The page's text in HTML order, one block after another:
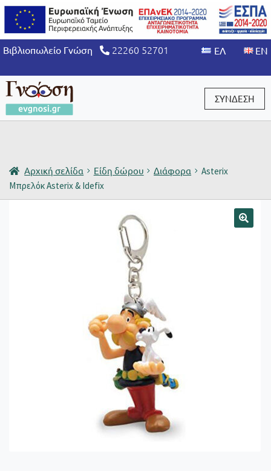
Βιβλιοπωλείο Γνώση 22260 52701
ΣΥΝΔΕΣΗ
Αρχική σελίδα Είδη δώρου Διάφορα
Asterix
Μπρελόκ Asterix & Idefix